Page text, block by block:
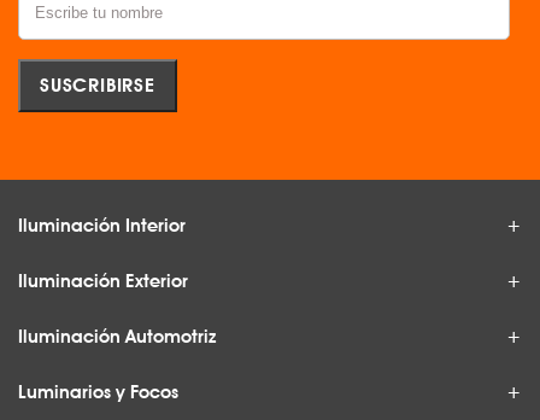
Iluminación Interior
Iluminación Exterior
Iluminación Automotriz
Luminarios y Focos